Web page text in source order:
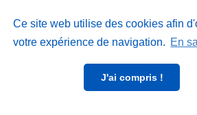
Ce site web utilise des cookies afin
votre expérience de navigation. En
J'ai compris !